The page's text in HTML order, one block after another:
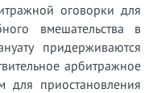
оговорки для
вмешательства в
придерживаются
арбитражное
для приостановления